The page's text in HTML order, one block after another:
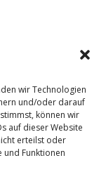
wir Technologien
und/oder darauf
können wir
auf dieser Website
erteilst oder
und Funktionen
Sicherheit
Ubuntu
VCSA Veeam